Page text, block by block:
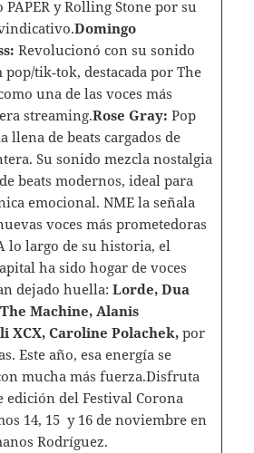
y Rolling Stone por su
Domingo
Revolucionó con su sonido
tik‑tok, destacada por The
una de las voces más
streaming.Rose Gray: Pop
llena de beats cargados de
Su sonido mezcla nostalgia
beats modernos, ideal para
emocional. NME la señala
voces más prometedoras
lo largo de su historia, el
ha sido hogar de voces
dejado huella: Lorde, Dua
Machine, Alanis
XCX, Caroline Polachek,por
Este año, esa energía se
mucha más fuerza.Disfruta
edición del Festival Corona
14, 15 y 16 de noviembre en
Rodríguez.